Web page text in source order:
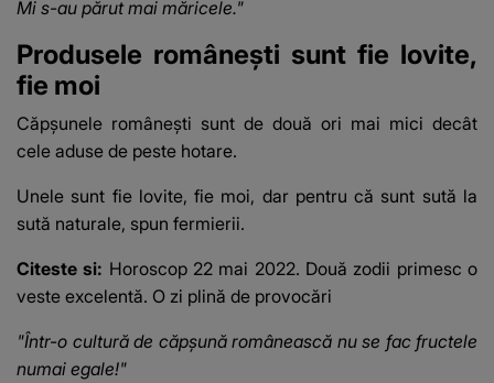
Mi s-au părut mai măricele."
Produsele românești sunt fie lovite,
fie moi
Căpșunele românești sunt de două ori mai mici decât
cele aduse de peste hotare.
Unele sunt fie lovite, fie moi, dar pentru că sunt sută la
sută naturale, spun fermierii.
Citeste si: Horoscop 22 mai 2022. Două zodii primesc o
veste excelentă. O zi plină de provocări
"Într-o cultură de căpșună românească nu se fac fructele
numai egale!"